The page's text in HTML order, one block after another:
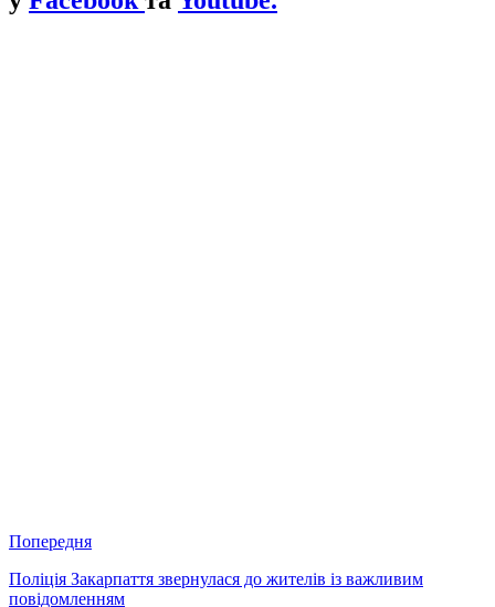
Попередня
Поліція Закарпаття звернулася до жителів із важливим
повідомленням